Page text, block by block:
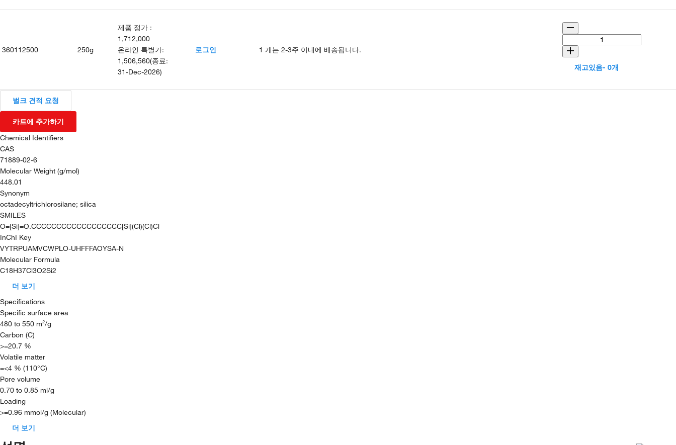
360112500 250g
제품 정가 :
1,712,000
온라인 특별가:
1,506,560(종료:
31-Dec-2026)
로그인 1 개는 2-3주 이내에 배송됩니다.
재고있음- 0개
벌크 견적 요청
카트에 추가하기
Chemical Identifiers
CAS
71889-02-6
Molecular Weight (g/mol)
448.01
Synonym
octadecyltrichlorosilane; silica
SMILES
O=[Si]=O.CCCCCCCCCCCCCCCCCC[Si](Cl)(Cl)Cl
InChI Key
VYTRPUAMVCWPLO-UHFFFAOYSA-N
Molecular Formula
C18H37Cl3O2Si2
더 보기
Specifications
Specific surface area
480 to 550 m²/g
Carbon (C)
>=20.7 %
Volatile matter
=<4 % (110°C)
Pore volume
0.70 to 0.85 ml/g
Loading
>=0.96 mmol/g (Molecular)
더 보기